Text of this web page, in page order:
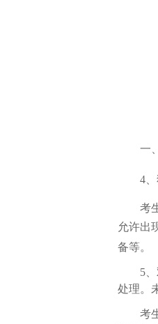
一
4
考
允许出
备等。
5
处理。
考